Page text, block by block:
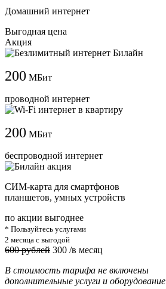
Домашний интернет
Выгодная цена
Акция
200 МБит
проводной интернет
200 МБит
беспроводной интернет
СИМ-карта для смартфонов
планшетов, умных устройств
по акции выгоднее
* Пользуйтесь услугами
2 месяца с выгодой
600 рублей 300 /в месяц
В стоимость тарифа не включены
дополнительные услуги и оборудование